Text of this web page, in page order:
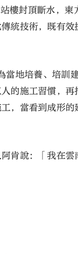
樓封頂斷水，
統技術，既有
地培養、培訓
的施工習慣，
，當看到成形
肯說：「我在